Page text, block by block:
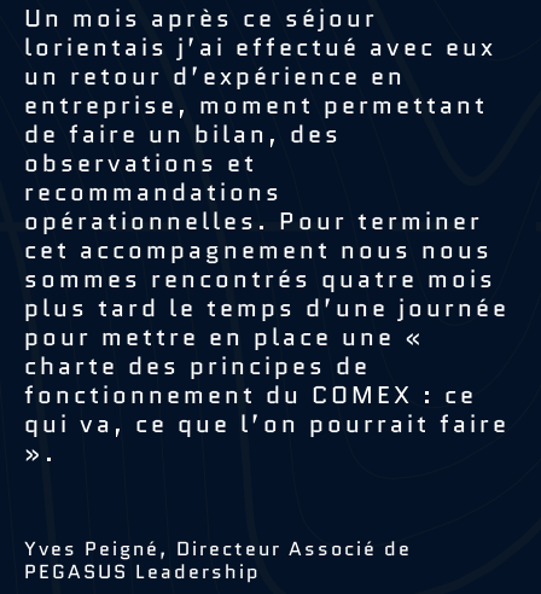
Un mois après ce séjour
lorientais j’ai effectué avec eux
un retour d’expérience en
entreprise, moment permettant
de faire un bilan, des
observations et
recommandations
opérationnelles. Pour terminer
cet accompagnement nous nous
sommes rencontrés quatre mois
plus tard le temps d’une journée
pour mettre en place une «
charte des principes de
fonctionnement du COMEX : ce
qui va, ce que l’on pourrait faire
».
Yves Peigné, Directeur Associé de
PEGASUS Leadership